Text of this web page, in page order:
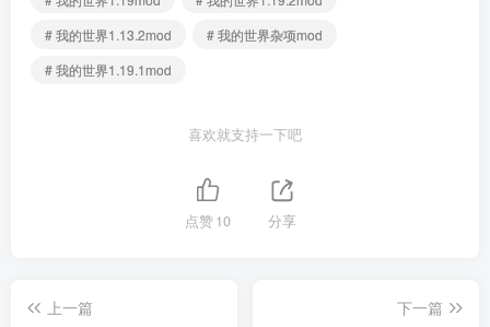
# 我的世界1.13.2mod
# 我的世界杂项mod
# 我的世界1.19.1mod
喜欢就支持一下吧
点赞10 分享
上一篇
下一篇